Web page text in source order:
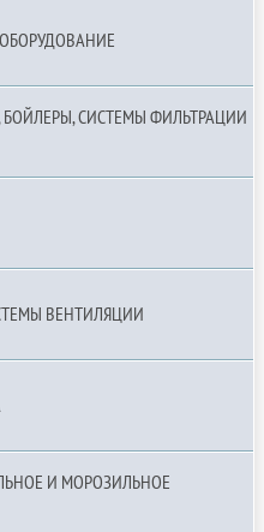
БОЙЛЕРЫ, СИСТЕМЫ ФИЛЬТРАЦИИ
ВЕНТИЛЯЦИИ
И МОРОЗИЛЬНОЕ